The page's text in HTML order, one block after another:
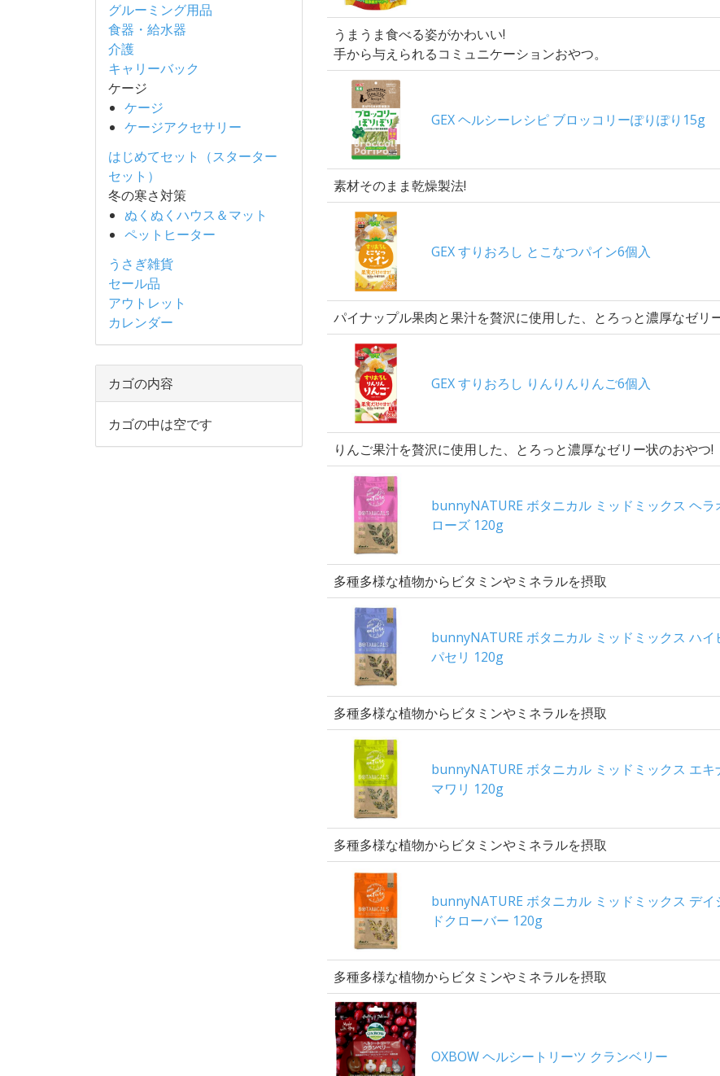
うまうま食べる姿がかわいい!
手から与えられるコミュニケーションおやつ。
GEX ヘルシーレシピ ブロッコリーぽりぽり15g
素材そのまま乾燥製法!
GEX すりおろし とこなつパイン6個入
パイナップル果肉と果汁を贅沢に使用した、とろっと濃厚なゼリ
GEX すりおろし りんりんりんご6個入
りんご果汁を贅沢に使用した、とろっと濃厚なゼリー状のおやつ!
bunnyNATURE ボタニカル ミッドミックス ヘラ
ローズ 120g
多種多様な植物からビタミンやミネラルを摂取
bunnyNATURE ボタニカル ミッドミックス ハイ
パセリ 120g
多種多様な植物からビタミンやミネラルを摂取
bunnyNATURE ボタニカル ミッドミックス エキ
マワリ 120g
多種多様な植物からビタミンやミネラルを摂取
bunnyNATURE ボタニカル ミッドミックス デイ
ドクローバー 120g
多種多様な植物からビタミンやミネラルを摂取
OXBOW ヘルシートリーツ クランベリー
グルーミング用品
食器・給水器
介護
キャリーバック
ケージ
ケージ
ケージアクセサリー
はじめてセット（スターター
セット）
冬の寒さ対策
ぬくぬくハウス＆マット
ペットヒーター
うさぎ雑貨
セール品
アウトレット
カレンダー
カゴの内容
カゴの中は空です